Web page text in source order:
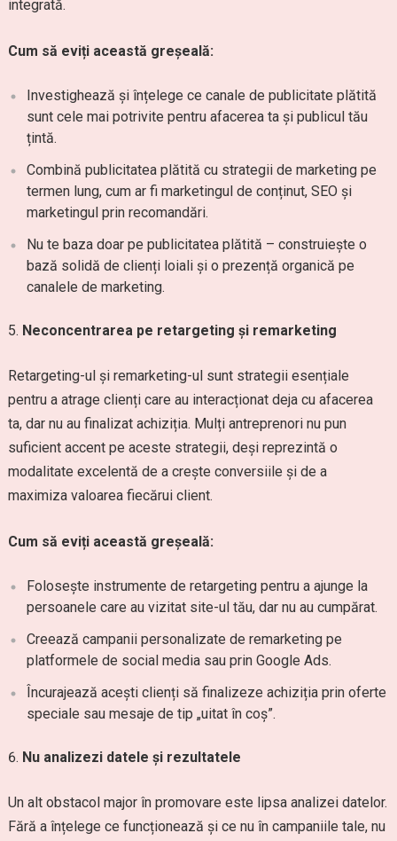
integrată.
Cum să eviți această greșeală:
Investighează și înțelege ce canale de publicitate plătită
sunt cele mai potrivite pentru afacerea ta și publicul tău
țintă.
Combină publicitatea plătită cu strategii de marketing pe
termen lung, cum ar fi marketingul de conținut, SEO și
marketingul prin recomandări.
Nu te baza doar pe publicitatea plătită – construiește o
bază solidă de clienți loiali și o prezență organică pe
canalele de marketing.
Neconcentrarea pe retargeting și remarketing
Retargeting-ul și remarketing-ul sunt strategii esențiale
pentru a atrage clienți care au interacționat deja cu afacerea
ta, dar nu au finalizat achiziția. Mulți antreprenori nu pun
suficient accent pe aceste strategii, deși reprezintă o
modalitate excelentă de a crește conversiile și de a
maximiza valoarea fiecărui client.
Cum să eviți această greșeală:
Folosește instrumente de retargeting pentru a ajunge la
persoanele care au vizitat site-ul tău, dar nu au cumpărat.
Creează campanii personalizate de remarketing pe
platformele de social media sau prin Google Ads.
Încurajează acești clienți să finalizeze achiziția prin oferte
speciale sau mesaje de tip „uitat în coș”.
Nu analizezi datele și rezultatele
Un alt obstacol major în promovare este lipsa analizei datelor.
Fără a înțelege ce funcționează și ce nu în campaniile tale, nu